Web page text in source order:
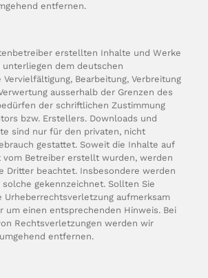
entfernen.
erstellten Inhalte und Werke
unterliegen dem deutschen
Vervielfältigung, Bearbeitung, Verbreitung
ausserhalb der Grenzen des
der schriftlichen Zustimmung
bzw. Erstellers. Downloads und
sind nur für den privaten, nicht
gestattet. Soweit die Inhalte auf
vom Betreiber erstellt wurden, werden
Dritter beachtet. Insbesondere werden
gekennzeichnet. Sollten Sie
Urheberrechtsverletzung aufmerksam
um einen entsprechenden Hinweis. Bei
Rechtsverletzungen werden wir
entfernen.